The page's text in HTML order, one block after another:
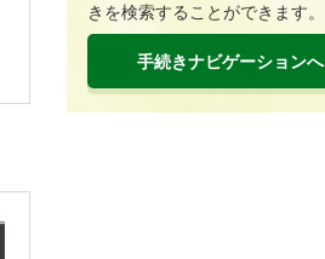
きを検索することができます。
手続きナビゲーションへ